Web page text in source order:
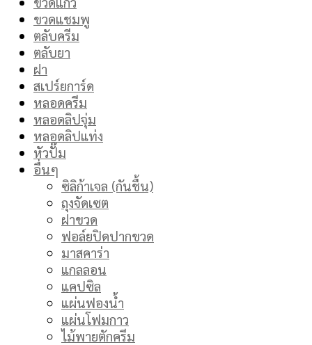
ขวดแชมพู
ตลับครีม
ตลับยา
ฝา
สเปร์ยการ์ด
หลอดครีม
หลอดลิปจุ่ม
หลอดลิปแท่ง
หัวปั๊ม
อื่นๆ
ซิลิก้าเจล (กันชื้น)
ถุงจัดเซต
ฝาขวด
ฟอล์ยปิดปากขวด
มาสคาร่า
แกลลอน
แคปซิล
แผ่นฟองน้ำ
แผ่นโฟมกาว
ไม้พายตักครีม